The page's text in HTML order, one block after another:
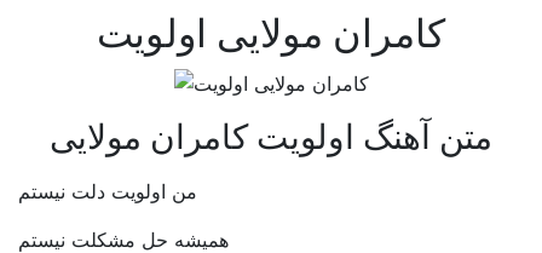
کامران مولایی اولویت
متن آهنگ اولویت کامران مولایی
من اولویت دلت نیستم
همیشه حل مشکلت نیستم